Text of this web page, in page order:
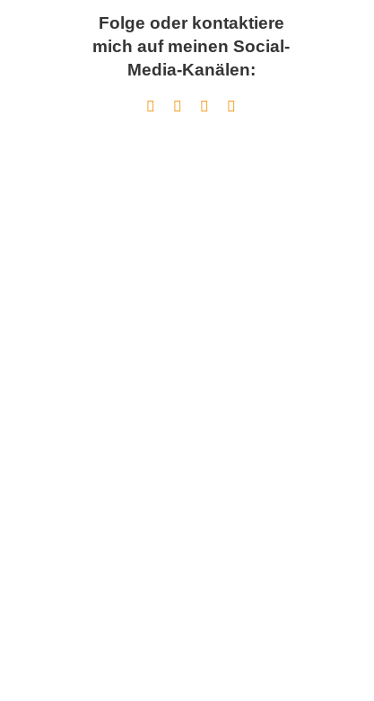
Folge oder kontaktiere
mich auf meinen Social-
Media-Kanälen: